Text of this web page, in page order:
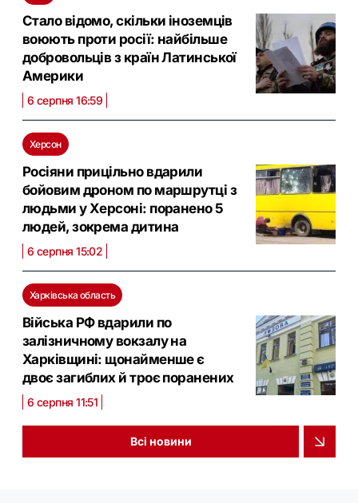
Стало відомо, скільки іноземців
воюють проти росії: найбільше
добровольців з країн Латинської
Америки
6 серпня 16:59
Херсон
Росіяни прицільно вдарили
бойовим дроном по маршрутці з
людьми у Херсоні: поранено 5
людей, зокрема дитина
6 серпня 15:02
Харківська область
Війська РФ вдарили по
залізничному вокзалу на
Харківщині: щонайменше є
двоє загиблих й троє поранених
6 серпня 11:51
Всі новини